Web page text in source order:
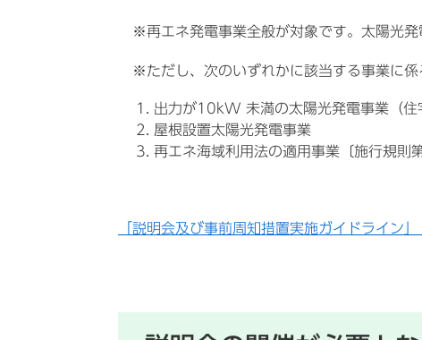
※再エネ発電事業全般が対象です。太陽光発
※ただし、次のいずれかに該当する事業に係
出力が10kW 未満の太陽光発電事業（住
屋根設置太陽光発電事業
再エネ海域利用法の適用事業〔施行規則
「説明会及び事前周知措置実施ガイドライン